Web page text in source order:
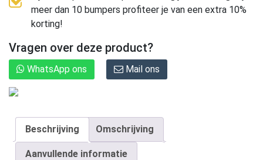
meer dan 10 bumpers profiteer je van een extra 10%
korting!
Vragen over deze product?
WhatsApp ons Mail ons
Beschrijving Omschrijving
Aanvullende informatie